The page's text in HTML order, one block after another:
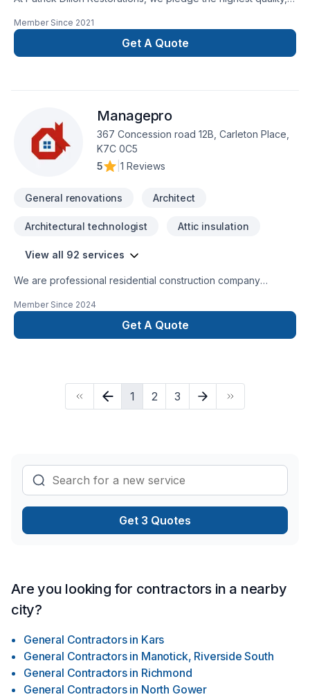
employees, and the highest commitment to serving our
clients. We are a community-based company dedicated to
serving our friends and neighbours in Ottawa, as well as
Member Since 2021
Get A Quote
Managepro
367 Concession road 12B, Carleton Place,
K7C 0C5
5
1 Reviews
General renovations Architect
Architectural technologist Attic insulation
View all 92 services
We are professional residential construction company
services are located in our website. We provide fast, reliable,
quality services you can trust on time and on your budget!
We specialize in custom work and here are just some of the
Home builds and ICF constructionDesign and Build These are
just some of our services we can help you with. Please feel
free to reach out to us if you have any questions we would
Member Since 2024
Get A Quote
1 2 3
Get 3 Quotes
Are you looking for contractors in a nearby
city?
General Contractors in Kars
General Contractors in Manotick, Riverside South
General Contractors in Richmond
General Contractors in North Gower